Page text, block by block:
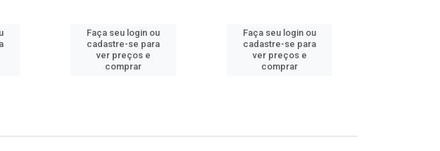
Faça seu login ou
cadastre-se para
ver preços e
comprar
Faça seu login ou
cadastre-se para
ver preços e
comprar